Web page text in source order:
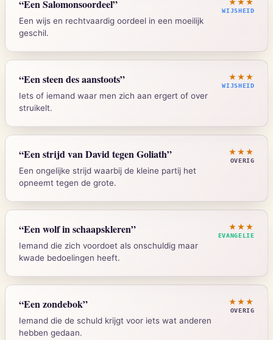
“Een Salomonsoordeel”
Een wijs en rechtvaardig oordeel in een moeilijk
geschil.
★★★
WIJSHEID
“Een steen des aanstoots”
Iets of iemand waar men zich aan ergert of over
struikelt.
★★★
WIJSHEID
“Een strijd van David tegen Goliath”
Een ongelijke strijd waarbij de kleine partij het
opneemt tegen de grote.
★★★
OVERIG
“Een wolf in schaapskleren”
Iemand die zich voordoet als onschuldig maar
kwade bedoelingen heeft.
★★★
EVANGELIE
“Een zondebok”
Iemand die de schuld krijgt voor iets wat anderen
hebben gedaan.
★★★
OVERIG